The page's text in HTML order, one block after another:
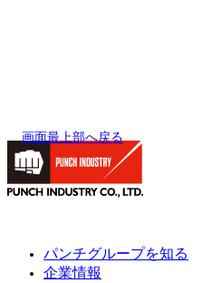
画面最上部へ戻る
パンチグループを知る
企業情報